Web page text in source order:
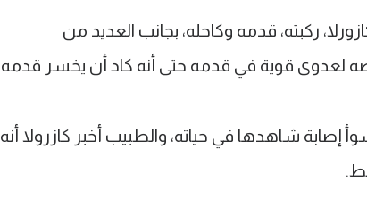
ركبته، قدمه وكاحله، بجانب العديد من
إصابة شاهدها في حياته، والطبيب أخبر كازرولا أنه